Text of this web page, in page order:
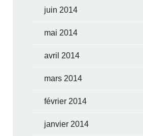
juin 2014
mai 2014
avril 2014
mars 2014
février 2014
janvier 2014